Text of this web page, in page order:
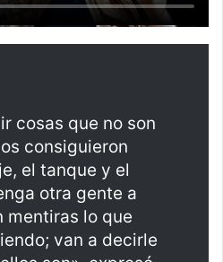
cosas que no son
consiguieron
el tanque y el
otra gente a
mentiras lo que
van a decirle